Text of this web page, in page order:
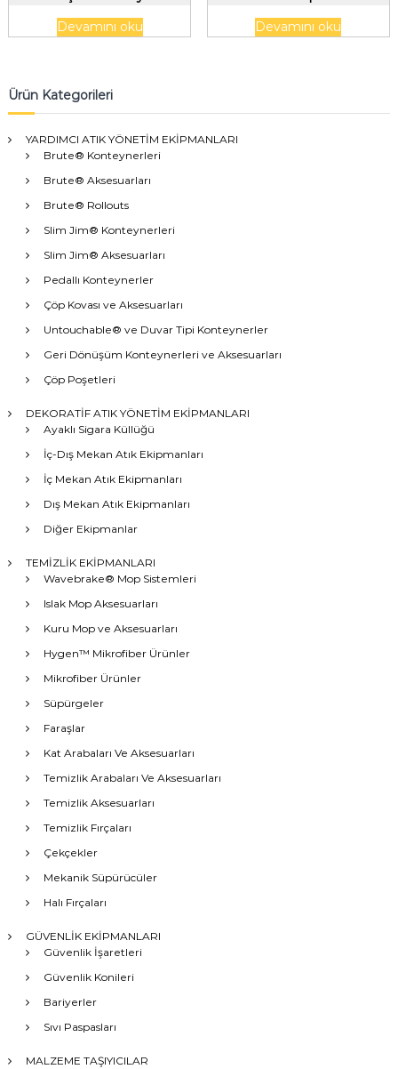
Devamını oku Devamını oku
Ürün Kategorileri
YARDIMCI ATIK YÖNETİM EKİPMANLARI
Brute® Konteynerleri
Brute® Aksesuarları
Brute® Rollouts
Slim Jim® Konteynerleri
Slim Jim® Aksesuarları
Pedallı Konteynerler
Çöp Kovası ve Aksesuarları
Untouchable® ve Duvar Tipi Konteynerler
Geri Dönüşüm Konteynerleri ve Aksesuarları
Çöp Poşetleri
DEKORATİF ATIK YÖNETİM EKİPMANLARI
Ayaklı Sigara Küllüğü
İç-Dış Mekan Atık Ekipmanları
İç Mekan Atık Ekipmanları
Dış Mekan Atık Ekipmanları
Diğer Ekipmanlar
TEMİZLİK EKİPMANLARI
Wavebrake® Mop Sistemleri
Islak Mop Aksesuarları
Kuru Mop ve Aksesuarları
Hygen™ Mikrofiber Ürünler
Mikrofiber Ürünler
Süpürgeler
Faraşlar
Kat Arabaları Ve Aksesuarları
Temizlik Arabaları Ve Aksesuarları
Temizlik Aksesuarları
Temizlik Fırçaları
Çekçekler
Mekanik Süpürücüler
Halı Fırçaları
GÜVENLİK EKİPMANLARI
Güvenlik İşaretleri
Güvenlik Konileri
Bariyerler
Sıvı Paspasları
MALZEME TAŞIYICILAR